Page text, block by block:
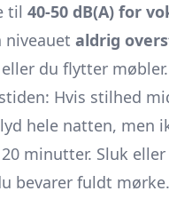
til 40-50 dB(A) for
niveauet aldrig
du flytter møbler.
Hvis stilhed
hele natten, men
minutter. Sluk
bevarer fuldt